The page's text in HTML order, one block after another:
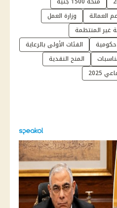
العمالة
وزارة العمل
غير المنتظمة
الفئات الأولى بالرعاية
المنح النقدية
2025